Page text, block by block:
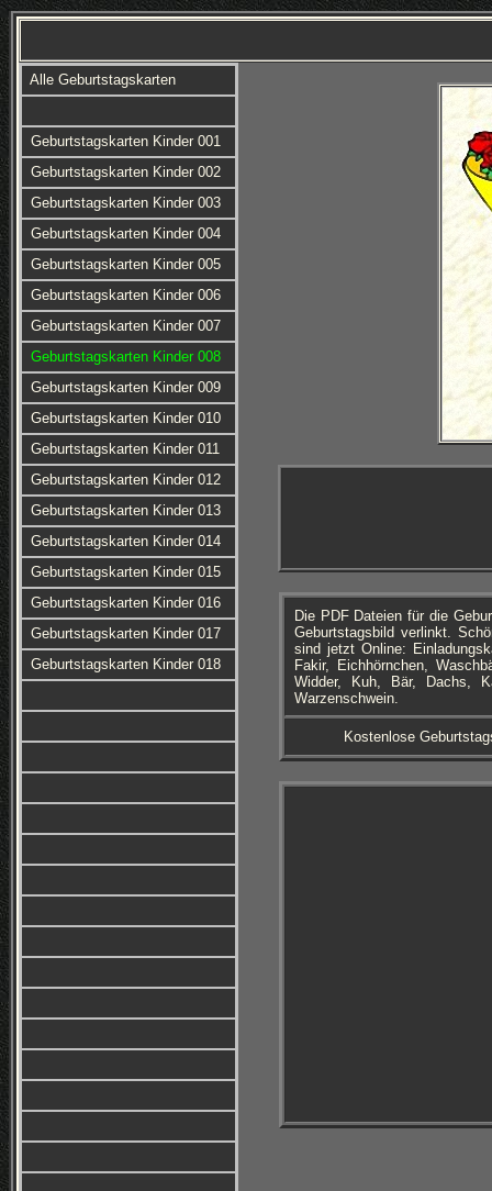
Alle Geburtstagskarten
Geburtstagskarten Kinder 001
Geburtstagskarten Kinder 002
Geburtstagskarten Kinder 003
Geburtstagskarten Kinder 004
Geburtstagskarten Kinder 005
Geburtstagskarten Kinder 006
Geburtstagskarten Kinder 007
Geburtstagskarten Kinder 008
Geburtstagskarten Kinder 009
Geburtstagskarten Kinder 010
Geburtstagskarten Kinder 011
Geburtstagskarten Kinder 012
Geburtstagskarten Kinder 013
Geburtstagskarten Kinder 014
Geburtstagskarten Kinder 015
Geburtstagskarten Kinder 016
Geburtstagskarten Kinder 017
Geburtstagskarten Kinder 018
Die PDF Dateien für die
Geburtstagsbild verlinkt.
sind jetzt Online:
Fakir, Eichhörnchen,
Widder, Kuh, Bär, Dachs,
Warzenschwein.
Kostenlose